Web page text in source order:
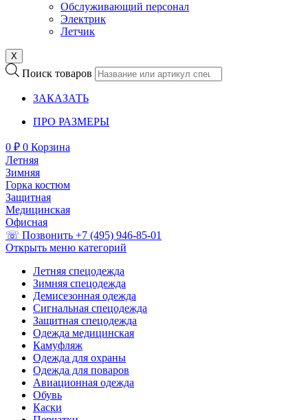
Обслуживающий персонал
Электрик
Летчик
X
Поиск товаров
ЗАКАЗАТЬ
ПРО РАЗМЕРЫ
0 ₽ 0 Корзина
Летняя
Зимняя
Горка костюм
Защитная
Медицинская
Офисная
☏ Позвонить +7 (495) 946-85-01
Открыть меню категорий
Летняя спецодежда
Зимняя спецодежда
Демисезонная одежда
Сигнальная спецодежда
Защитная спецодежда
Одежда медицинская
Камуфляж
Одежда для охраны
Одежда для поваров
Авиационная одежда
Обувь
Каски